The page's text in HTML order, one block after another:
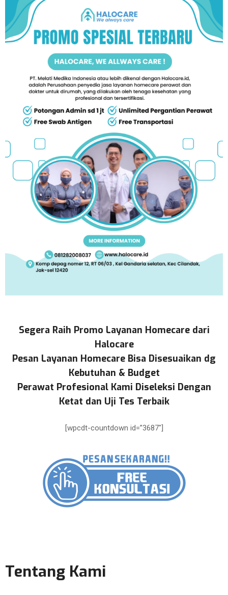
Segera Raih Promo Layanan Homecare dari
Halocare
Pesan Layanan Homecare Bisa Disesuaikan dg
Kebutuhan & Budget
Perawat Profesional Kami Diseleksi Dengan
Ketat dan Uji Tes Terbaik
[wpcdt-countdown id=”3687″]
Tentang Kami